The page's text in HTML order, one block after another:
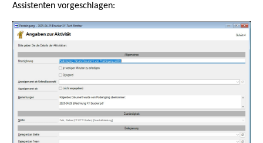
Assistenten vorgeschlagen: